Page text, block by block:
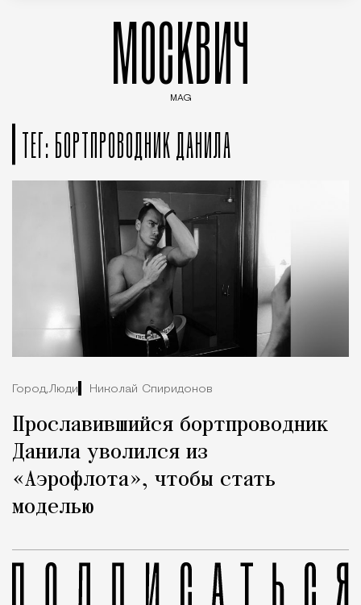
МОСКВИЧ
MAG
ТЕГ: БОРТПРОВОДНИК ДАНИЛА
Город,Люди Николай Спиридонов
Прославившийся бортпроводник
Данила уволился из
«Аэрофлота», чтобы стать
моделью